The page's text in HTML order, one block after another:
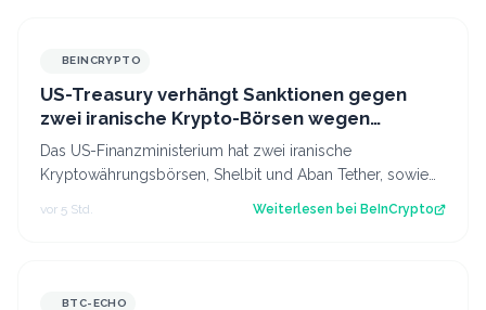
BEINCRYPTO
US-Treasury verhängt Sanktionen gegen
zwei iranische Krypto-Börsen wegen
Geldwäsche für die IRGC
Das US-Finanzministerium hat zwei iranische
Kryptowährungsbörsen, Shelbit und Aban Tether, sowie
vor 5 Std. Weiterlesen bei BeInCrypto
BTC-ECHO